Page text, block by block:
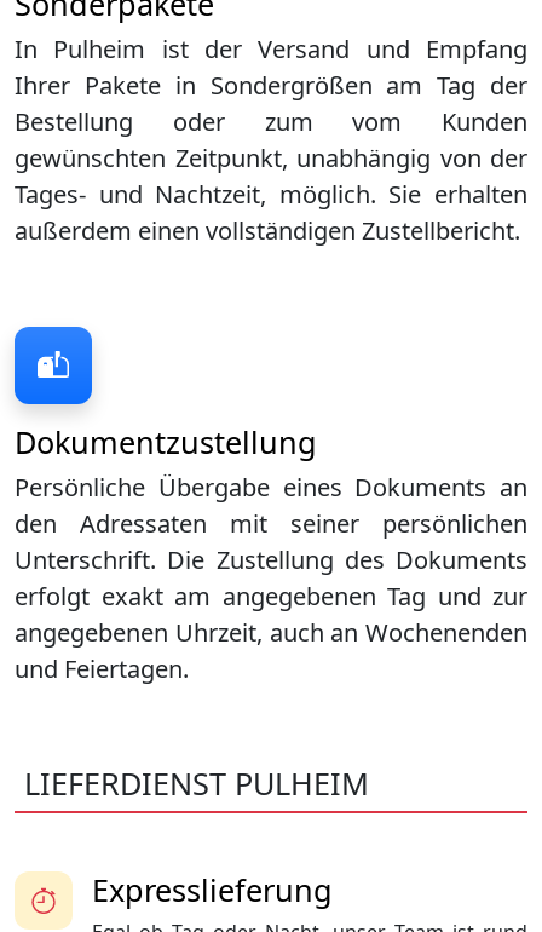
Dokumentzustellung
Persönliche Übergabe eines Dokuments an
den Adressaten mit seiner persönlichen
Unterschrift. Die Zustellung des Dokuments
erfolgt exakt am angegebenen Tag und zur
angegebenen Uhrzeit, auch an Wochenenden
und Feiertagen.
In Pulheim ist der Versand und Empfang
Ihrer Pakete in Sondergrößen am Tag der
Bestellung oder zum vom Kunden
gewünschten Zeitpunkt, unabhängig von der
Tages- und Nachtzeit, möglich. Sie erhalten
außerdem einen vollständigen Zustellbericht.
LIEFERDIENST PULHEIM
Expresslieferung